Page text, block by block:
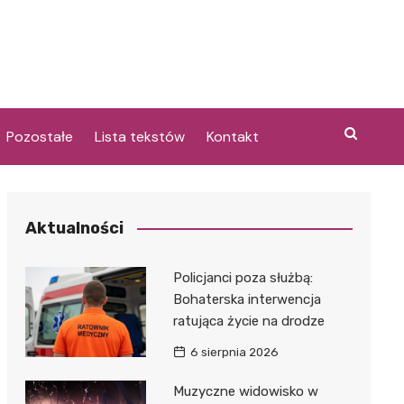
Pozostałe Lista tekstów Kontakt
Aktualności
Policjanci poza służbą:
Bohaterska interwencja
ratująca życie na drodze
6 sierpnia 2026
Muzyczne widowisko w